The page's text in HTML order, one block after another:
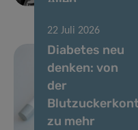
22 Juli 2026
Diabetes neu
denken: von
der
zu mehr